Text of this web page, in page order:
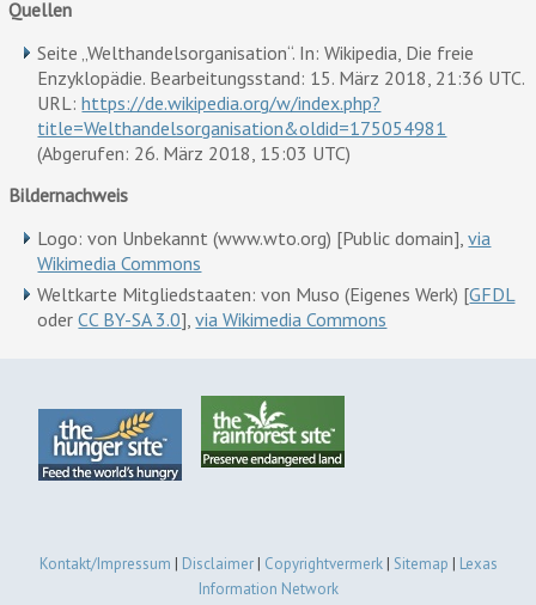
Quellen
Seite „Welthandelsorganisation“. In: Wikipedia, Die freie
Enzyklopädie. Bearbeitungsstand: 15. März 2018, 21:36 UTC.
URL:https://de.wikipedia.org/w/index.php?
title=Welthandelsorganisation&oldid=175054981
(Abgerufen: 26. März 2018, 15:03 UTC)
Bildernachweis
Logo: von Unbekannt (www.wto.org) [Public domain],via
Wikimedia Commons
Weltkarte Mitgliedstaaten: von Muso (Eigenes Werk) [GFDL
oderCC BY-SA 3.0],via Wikimedia Commons
Kontakt/Impressum | Disclaimer| Copyrightvermerk| Sitemap | Lexas
Information Network